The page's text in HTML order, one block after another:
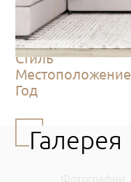
Категория
Тип
Площадь
Стиль
Местоположение
Год
Галерея
Фотографии